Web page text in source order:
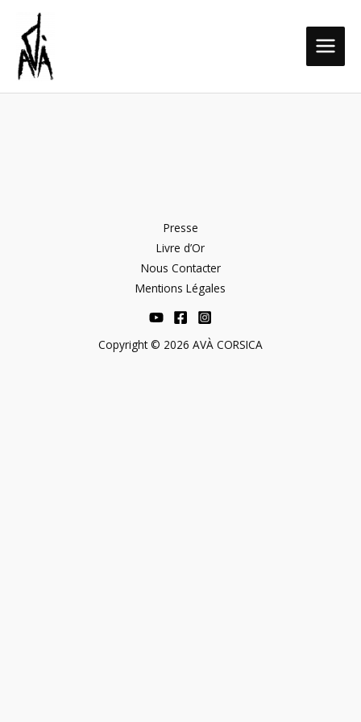
contenu
Presse
Livre d’Or
Nous Contacter
Mentions Légales
Copyright © 2026 AVÀ CORSICA